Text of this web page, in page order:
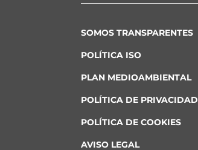
SOMOS TRANSPARENTES
POLÍTICA ISO
PLAN MEDIOAMBIENTAL
POLÍTICA DE PRIVACIDAD
POLÍTICA DE COOKIES
AVISO LEGAL